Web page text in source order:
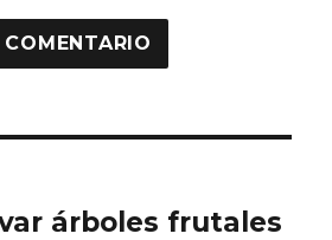
árboles frutales